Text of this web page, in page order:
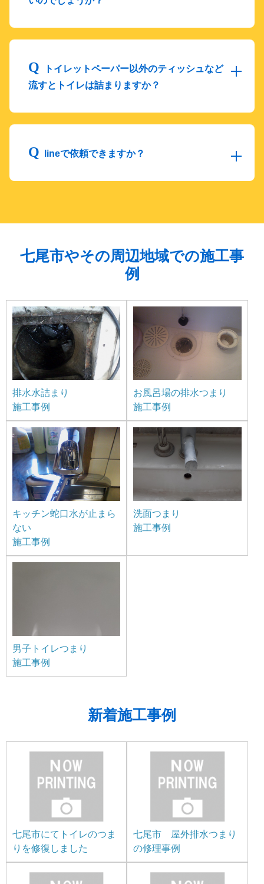
トイレットペーパー以外のティッシュなど
流すとトイレは詰まりますか？
lineで依頼できますか？
七尾市やその周辺地域での施工事
例
排水水詰まり
施工事例
お風呂場の排水つまり
施工事例
キッチン蛇口水が止まら
ない
施工事例
洗面つまり
施工事例
男子トイレつまり
施工事例
新着施工事例
七尾市にてトイレのつま
りを修復しました
七尾市 屋外排水つまり
の修理事例